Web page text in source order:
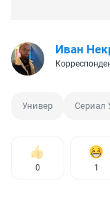
Иван
Универ Сериал
0 1